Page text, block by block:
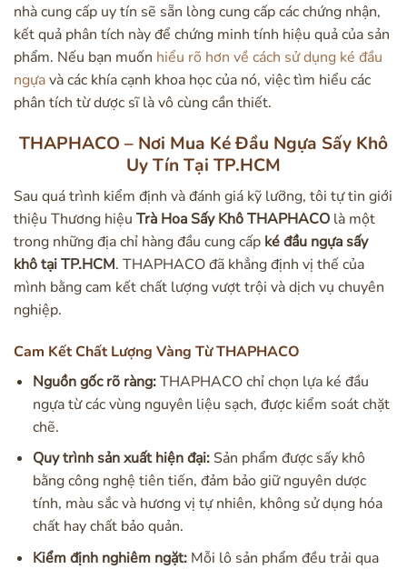
nhà cung cấp uy tín sẽ sẵn lòng cung cấp các chứng nhận,
kết quả phân tích này để chứng minh tính hiệu quả của sản
phẩm. Nếu bạn muốn hiểu rõ hơn về cách sử dụng ké đầu
ngựavà các khía cạnh khoa học của nó, việc tìm hiểu các
phân tích từ dược sĩ là vô cùng cần thiết.
THAPHACO – Nơi Mua Ké Đầu Ngựa Sấy Khô
Uy Tín Tại TP.HCM
Sau quá trình kiểm định và đánh giá kỹ lưỡng, tôi tự tin giới
thiệu Thương hiệu Trà Hoa Sấy Khô THAPHACO là một
trong những địa chỉ hàng đầu cung cấp ké đầu ngựa sấy
khô tại TP.HCM. THAPHACO đã khẳng định vị thế của
mình bằng cam kết chất lượng vượt trội và dịch vụ chuyên
nghiệp.
Cam Kết Chất Lượng Vàng Từ THAPHACO
Nguồn gốc rõ ràng:THAPHACO chỉ chọn lựa ké đầu
ngựa từ các vùng nguyên liệu sạch, được kiểm soát chặt
chẽ.
Quy trình sản xuất hiện đại:Sản phẩm được sấy khô
bằng công nghệ tiên tiến, đảm bảo giữ nguyên dược
tính, màu sắc và hương vị tự nhiên, không sử dụng hóa
chất hay chất bảo quản.
Kiểm định nghiêm ngặt:Mỗi lô sản phẩm đều trải qua